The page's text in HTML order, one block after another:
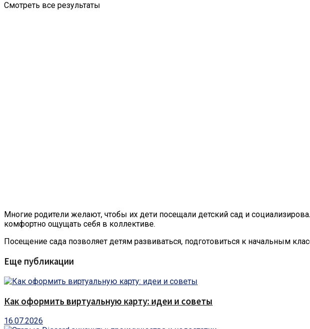
Смотреть все результаты
Многие родители желают, чтобы их дети посещали детский сад и
комфортно ощущать себя в коллективе.
Посещение сада позволяет детям развиваться, подготовиться к начальным
Еще публикации
Как оформить виртуальную карту: идеи и советы
16.07.2026